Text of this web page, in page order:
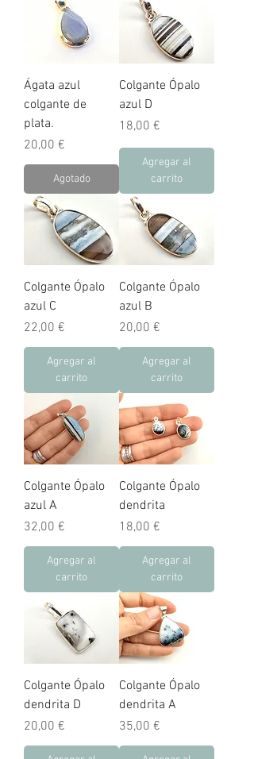
Ágata azul
colgante de
plata.
Precio
20,00 €
Agotado
Colgante Ópalo
azul D
Precio
18,00 €
Agregar al
carrito
Colgante Ópalo
azul C
Precio
22,00 €
Agregar al
carrito
Colgante Ópalo
azul B
Precio
20,00 €
Agregar al
carrito
Colgante Ópalo
azul A
Precio
32,00 €
Agregar al
carrito
Colgante Ópalo
dendrita
Precio
18,00 €
Agregar al
carrito
Colgante Ópalo
dendrita D
Precio
20,00 €
Colgante Ópalo
dendrita A
Precio
35,00 €